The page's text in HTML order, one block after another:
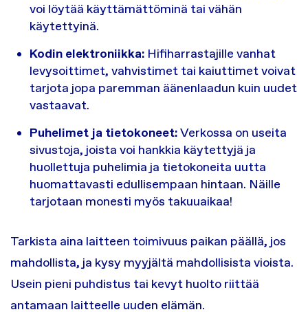
voi löytää käyttämättöminä tai vähän
käytettyinä.
Kodin elektroniikka: Hifiharrastajille vanhat
levysoittimet, vahvistimet tai kaiuttimet voivat
tarjota jopa paremman äänenlaadun kuin uudet
vastaavat.
Puhelimet ja tietokoneet:Verkossa on useita
sivustoja, joista voi hankkia käytettyjä ja
huollettuja puhelimia ja tietokoneita uutta
huomattavasti edullisempaan hintaan. Näille
tarjotaan monesti myös takuuaikaa!
Tarkista aina laitteen toimivuus paikan päällä, jos
mahdollista, ja kysy myyjältä mahdollisista vioista.
Usein pieni puhdistus tai kevyt huolto riittää
antamaan laitteelle uuden elämän.